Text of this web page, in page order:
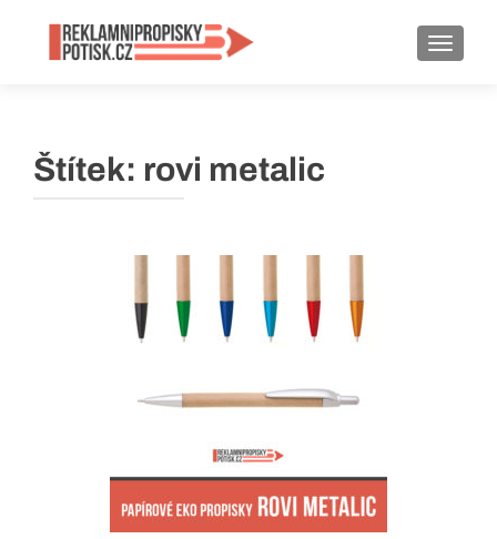
Štítek: rovi metalic